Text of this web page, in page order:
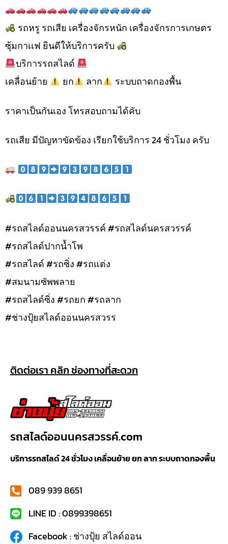
รถหรู รถเสีย เครื่องจักรหนัก เครื่องจักรการเกษตร
ซุ้มกาเเฟ ยินดีให้บริการครับ
บริการรถสไลด์
เคลื่อนย้าย
ยก ลาก ระบบถาดกองพื้น
ราคาเป็นกันเอง โทรสอบถามได้คับ
รถเสีย มีปัญหาขัดข้อง เรียกใช้บริการ 24 ชั่วโมง ครับ
#รถสไลด์ออนนครสวรรค์ #รถสไลด์นครสวรรค์
#รถสไลด์ปากน้ำโพ
#รถสไลด์ #รถซิ่ง #รถแต่ง
#สมนามซัพพลาย
#รถสไลด์ซิ่ง #รถยก #รถลาก
#ช่างปุ้ยสไลด์ออนนครสวรร
ติดต่อเรา คลิก ช่องทางที่สะดวก
รถสไลด์ออนนครสวรรค์.com
บริการรถสไลด์ 24 ชั่วโมง เคลื่อนย้าย ยก ลาก ระบบถาดกองพื้น
089 939 8651
LINE ID : 0899398651
Facebook : ช่างปุ้ย สไลด์ออน